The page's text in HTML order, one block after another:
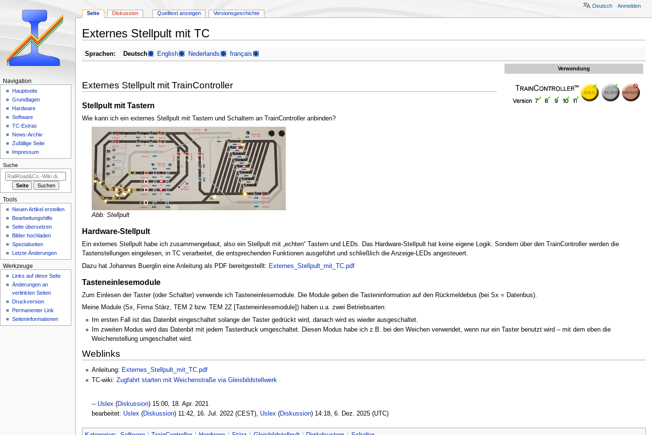
Externes Stellpult mit TC
Zur
Navigation
Zur
Suche
Sprachen: Deutsch English Nederlands français
Verwendung
Externes Stellpult mit TrainController
Stellpult mit Tastern
Wie kann ich ein externes Stellpult mit Tastern und Schaltern an TrainController anbinden?
Abb: Stellpult
Hardware-Stellpult
Ein externes Stellpult habe ich zusammengebaut, also ein Stellpult mit „echten“ Tastern und LEDs. Das Hardware-Stellpult hat keine eigene Logik. Sondern über den TrainController werden die
Tastenstellungen eingelesen, in TC verarbeitet, die entsprechenden Funktionen ausgeführt und schließlich die Anzeige-LEDs angesteuert.
Dazu hat Johannes Buerglin eine Anleitung als PDF bereitgestellt: Externes_Stellpult_mit_TC.pdf
Tasteneinlesemodule
Zum Einlesen der Taster (oder Schalter) verwende ich Tasteneinlesemodule. Die Module geben die Tasteninformation auf den Rückmeldebus (bei Sx = Datenbus).
Meine Module (Sx, Firma Stärz, TEM 2 bzw. TEM 2Z [Tasteneinlesemodule]) haben u.a. zwei Betriebsarten:
Im ersten Fall ist das Datenbit eingeschaltet solange der Taster gedrückt wird, danach wird es wieder ausgeschaltet.
Im zweiten Modus wird das Datenbit mit jedem Tasterdruck umgeschaltet. Diesen Modus habe ich z.B. bei den Weichen verwendet, wenn nur ein Taster benutzt wird – mit dem eben die
Weichenstellung umgeschaltet wird.
Weblinks
Anleitung: Externes_Stellpult_mit_TC.pdf
TC-wiki: Zugfahrt starten mit Weichenstraße via Gleisbildstellwerk
-- Uslex(Diskussion) 15:00, 18. Apr. 2021‎
bearbeitet: Uslex(Diskussion) 11:42, 16. Jul. 2022 (CEST), Uslex(Diskussion) 14:18, 6. Dez. 2025 (UTC)
N
i
o
m
Seite Diskussion Quelltext anzeigen Versionsgeschichte
Deutsch Anmelden
Navigation
Hauptseite
Grundlagen
Hardware
Software
TC-Extras
News-Archiv
Zufällige Seite
Impressum
Suche
Tools
Neuen Artikel erstellen
Bearbeitungshilfe
Seite übersetzen
Bilder hochladen
Spezialseiten
Letzte Änderungen
Werkzeuge
Links auf diese Seite
Änderungen an
verlinkten Seiten
Druckversion
Permanenter Link
Seiten­­informationen